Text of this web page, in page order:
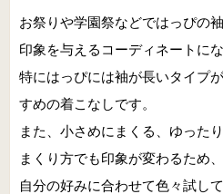
お祭りや学園祭などではっぴの
印象を与えるコーディネートにな
特にはっぴには袖が長いタイプ
すめの着こなしです。
また、小さめにまくる、ゆった
まくり方でも印象が変わるため、
自分の好みに合わせて色々試し